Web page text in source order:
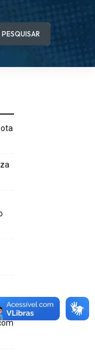
PESQUISAR